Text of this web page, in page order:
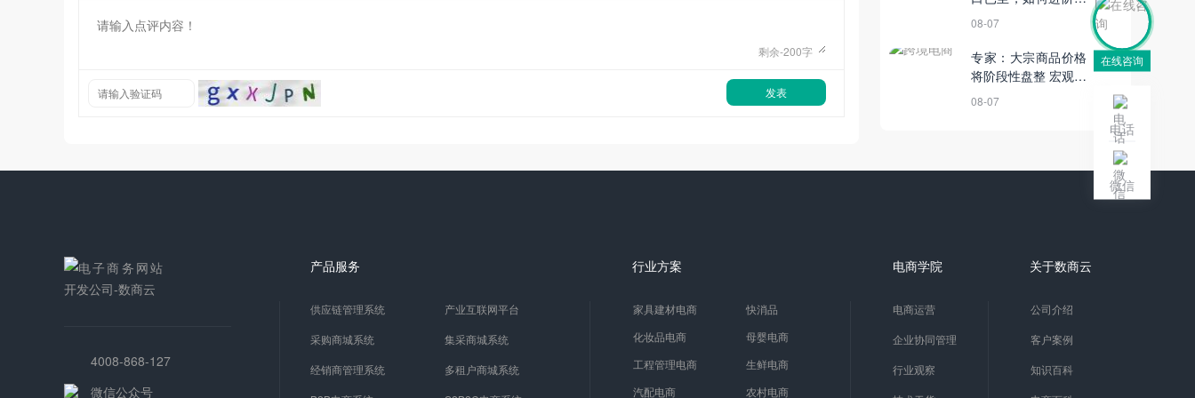
剩余-200字
发表
头部玩家？
08-07
专家：大宗商品价格
将阶段性盘整 宏观政
策应观望为主丨5月
08-07
4008-868-127
微信公众号
产品服务
供应链管理系统
产业互联网平台
采购商城系统
集采商城系统
经销商管理系统
多租户商城系统
行业方案
家具建材电商
快消品
化妆品电商
母婴电商
工程管理电商
生鲜电商
汽配电商
农村电商
电商学院
电商运营
企业协同管理
行业观察
关于数商云
公司介绍
客户案例
知识百科
在线咨询
电话
微信